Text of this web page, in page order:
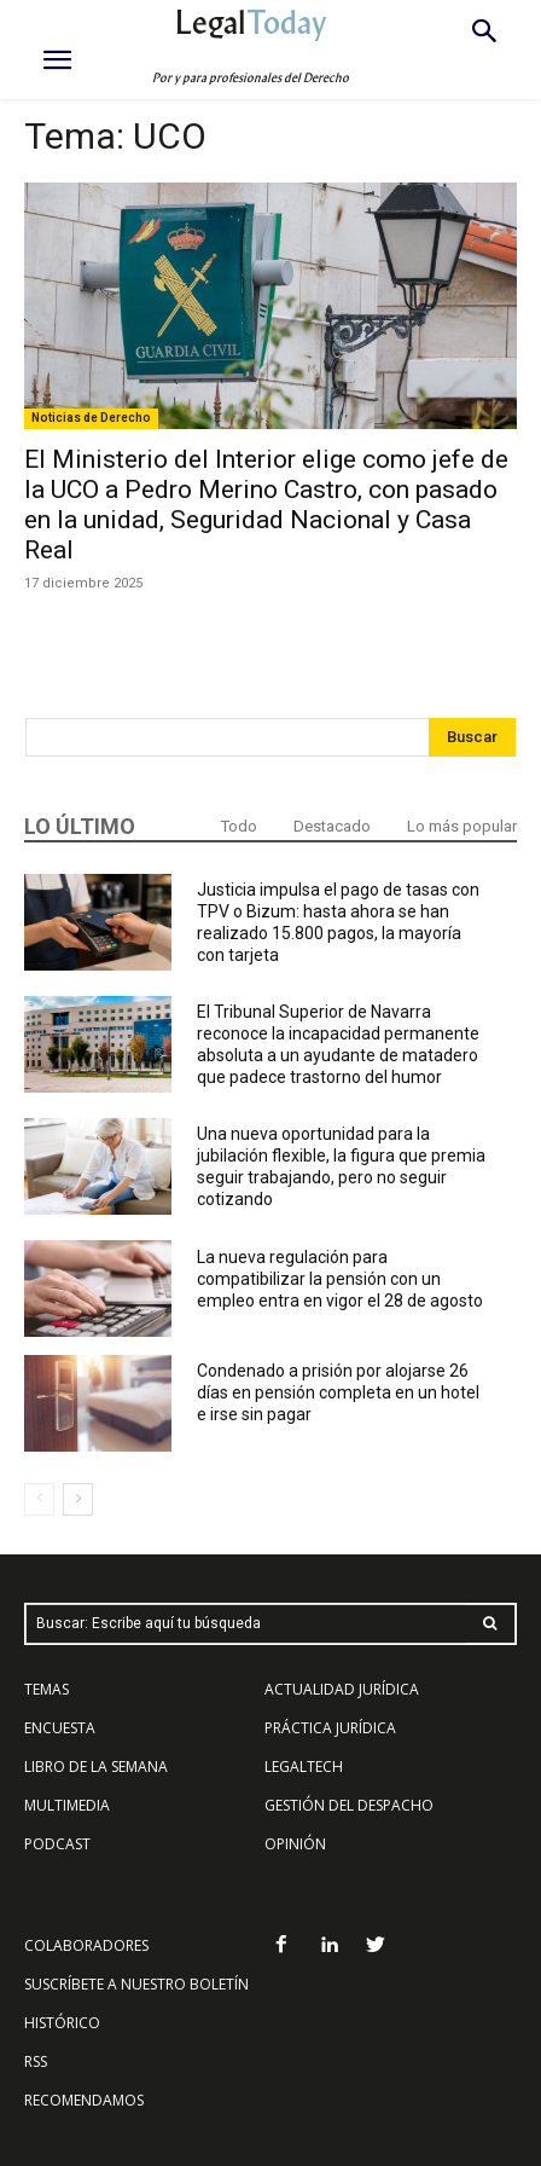
LegalToday
Por y para profesionales del Derecho
Tema: UCO
Noticias de Derecho
El Ministerio del Interior elige como jefe de
la UCO a Pedro Merino Castro, con pasado
en la unidad, Seguridad Nacional y Casa
Real
17 diciembre 2025
Buscar
LO ÚLTIMO Todo Destacado Lo más popular
Justicia impulsa el pago de tasas con
TPV o Bizum: hasta ahora se han
realizado 15.800 pagos, la mayoría
con tarjeta
El Tribunal Superior de Navarra
reconoce la incapacidad permanente
absoluta a un ayudante de matadero
que padece trastorno del humor
Una nueva oportunidad para la
jubilación flexible, la figura que premia
seguir trabajando, pero no seguir
cotizando
La nueva regulación para
compatibilizar la pensión con un
empleo entra en vigor el 28 de agosto
Condenado a prisión por alojarse 26
días en pensión completa en un hotel
e irse sin pagar
Buscar: Escribe aquí tu búsqueda
TEMAS
ENCUESTA
LIBRO DE LA SEMANA
MULTIMEDIA
PODCAST
ACTUALIDAD JURÍDICA
PRÁCTICA JURÍDICA
LEGALTECH
GESTIÓN DEL DESPACHO
OPINIÓN
COLABORADORES
SUSCRÍBETE A NUESTRO BOLETÍN
HISTÓRICO
RSS
RECOMENDAMOS